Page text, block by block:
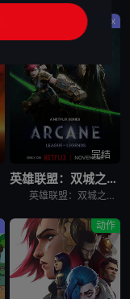
Netflix
完结
英雄联盟：双城之战 第二季
英雄联盟：双城之战 第二季 Arcane Season 2是2024年剧情,动作,科幻,动画,奇幻,冒险剧集。黑暗梦魇，有增无减。务必认清，敌人的真面目……
动作